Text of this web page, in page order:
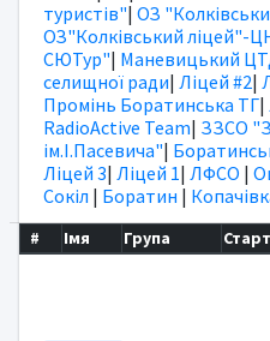
туристів"| ОЗ
ОЗ"Колківський ліцей"-
СЮТур"| Маневицький
селищної ради| Ліцей #2|
Промінь Боратинська ТГ|
RadioActive Team| ЗЗСО
ім.І.Пасевича"|
Ліцей 3| Ліцей 1| ЛФСО |
Сокіл | Боратин |
# Імя Група Старт